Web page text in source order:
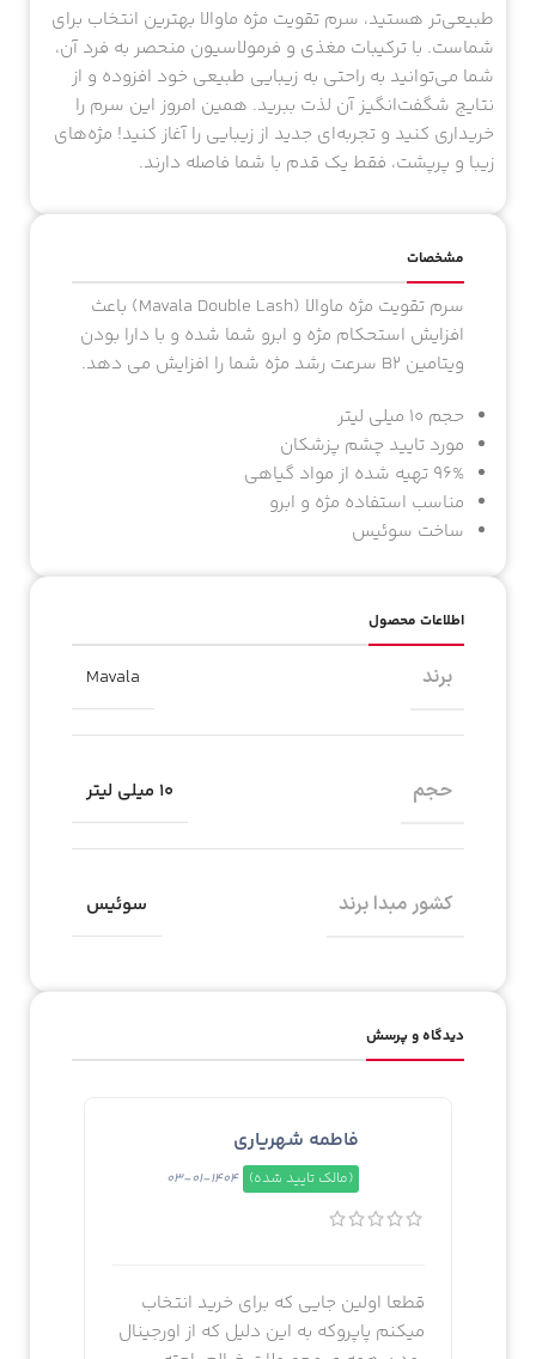
طبیعی‌تر هستید، سرم تقویت مژه ماوالا بهترین انتخاب برای
شماست. با ترکیبات مغذی و فرمولاسیون منحصر به فرد آن،
شما می‌توانید به راحتی به زیبایی طبیعی خود افزوده و از
نتایج شگفت‌انگیز آن لذت ببرید. همین امروز این سرم را
خریداری کنید و تجربه‌ای جدید از زیبایی را آغاز کنید! مژه‌های
زیبا و پرپشت، فقط یک قدم با شما فاصله دارند.
مشخصات
سرم تقویت مژه ماوالا (Mavala Double Lash) باعث
افزایش استحکام مژه و ابرو شما شده و با دارا بودن
ویتامین B2 سرعت رشد مژه شما را افزایش می دهد.
حجم 10 میلی لیتر
مورد تایید چشم پزشکان
96% تهیه شده از مواد گیاهی
مناسب استفاده مژه و ابرو
ساخت سوئیس
اطلاعات محصول
برند Mavala
حجم ۱۰ میلی لیتر
کشور مبدا برند سوئيس
دیدگاه و پرسش
فاطمه شهریاری
(مالک تایید شده) 1404-01-03
قطعا اولین جایی که برای خرید انتخاب
میکنم پاپروکه به این دلیل که از اورجینال